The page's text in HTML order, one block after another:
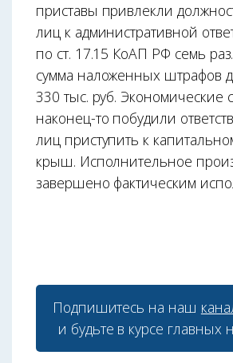
приставы привлекли
лиц к административной
по ст. 17.15 КоАП РФ семь
сумма наложенных штрафов
330 тыс. руб. Экономические
наконец-то побудили
лиц приступить к
крыш. Исполнительное
завершено фактическим
Подпишитесь на наш
и будьте в курсе главных